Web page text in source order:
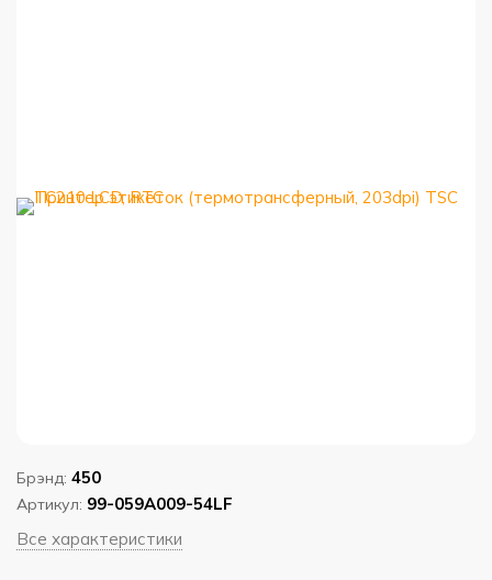
Брэнд: 450
Артикул: 99-059A009-54LF
Все характеристики